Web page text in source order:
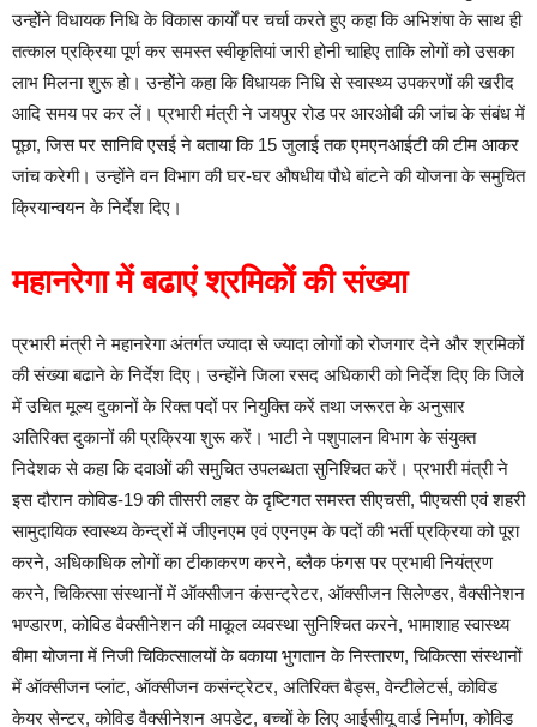
उन्होेंने विधायक निधि के विकास कार्यों पर चर्चा करते हुए कहा कि अभिशंषा के साथ ही
तत्काल प्रक्रिया पूर्ण कर समस्त स्वीकृतियां जारी होनी चाहिए ताकि लोगों को उसका
लाभ मिलना शुरू हो। उन्होेंने कहा कि विधायक निधि से स्वास्थ्य उपकरणों की खरीद
आदि समय पर कर लें। प्रभारी मंत्री ने जयपुर रोड पर आरओबी की जांच के संबंध में
पूछा, जिस पर सानिवि एसई ने बताया कि 15 जुलाई तक एमएनआईटी की टीम आकर
जांच करेगी। उन्होंने वन विभाग की घर-घर औषधीय पौधे बांटने की योजना के समुचित
क्रियान्वयन के निर्देश दिए।
महानरेगा में बढाएं श्रमिकों की संख्या
प्रभारी मंत्री ने महानरेगा अंतर्गत ज्यादा से ज्यादा लोगों को रोजगार देने और श्रमिकों
की संख्या बढाने के निर्देश दिए। उन्होंने जिला रसद अधिकारी को निर्देश दिए कि जिले
में उचित मूल्य दुकानों के रिक्त पदों पर नियुक्ति करें तथा जरूरत के अनुसार
अतिरिक्त दुकानों की प्रक्रिया शुरू करें। भाटी ने पशुपालन विभाग के संयुक्त
निदेशक से कहा कि दवाओं की समुचित उपलब्धता सुनिश्चित करें। प्रभारी मंत्री ने
इस दौरान कोविड-19 की तीसरी लहर के दृष्टिगत समस्त सीएचसी, पीएचसी एवं शहरी
सामुदायिक स्वास्थ्य केन्द्रों में जीएनएम एवं एएनएम के पदों की भर्ती प्रक्रिया को पूरा
करने, अधिकाधिक लोगों का टीकाकरण करने, ब्लैक फंगस पर प्रभावी नियंत्रण
करने, चिकित्सा संस्थानों में ऑक्सीजन कंसन्ट्रेटर, ऑक्सीजन सिलेण्डर, वैक्सीनेशन
भण्डारण, कोविड वैक्सीनेशन की माकूल व्यवस्था सुनिश्चित करने, भामाशाह स्वास्थ्य
बीमा योजना में निजी चिकित्सालयों के बकाया भुगतान के निस्तारण, चिकित्सा संस्थानों
में ऑक्सीजन प्लांट, ऑक्सीजन कसंन्ट्रेटर, अतिरिक्त बैड्स, वेन्टीलेटर्स, कोविड
केयर सेन्टर, कोविड वैक्सीनेशन अपडेट, बच्चों के लिए आईसीयू वार्ड निर्माण, कोविड